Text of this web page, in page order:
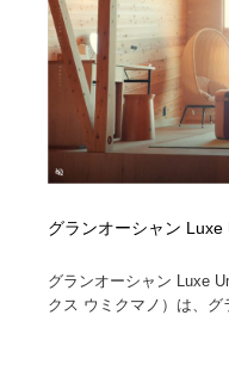
グランオーシャン
グランオーシャン Luxe
クス ウミクマノ）は、グ